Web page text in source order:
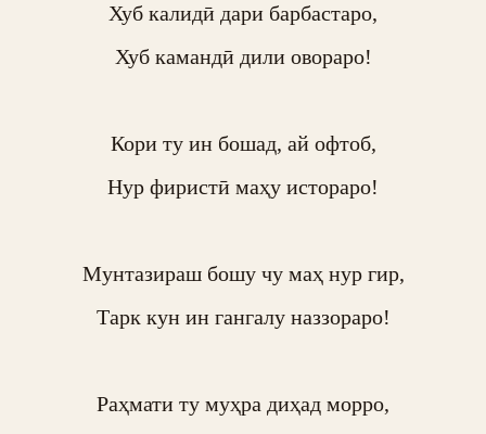
Хуб калидӣ дари барбастаро,
Хуб камандӣ дили овораро!
Кори ту ин бошад, ай офтоб,
Нур фиристӣ маҳу истораро!
Мунтазираш бошу чу маҳ нур гир,
Тарк кун ин гангалу наззораро!
Раҳмати ту муҳра диҳад морро,